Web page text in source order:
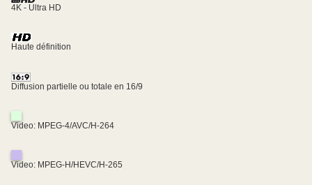
4K - Ultra HD
Haute définition
Diffusion partielle ou totale en 16/9
Video: MPEG-4/AVC/H-264
Video: MPEG-H/HEVC/H-265